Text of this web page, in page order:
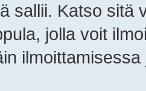
sallii. Katso sitä
jolla voit